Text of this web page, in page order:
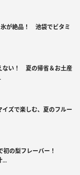
が絶品！ 池袋でビタミ
ない！ 夏の帰省＆お土産
イズで楽しむ、夏のフルー
初の梨フレーバー！
...